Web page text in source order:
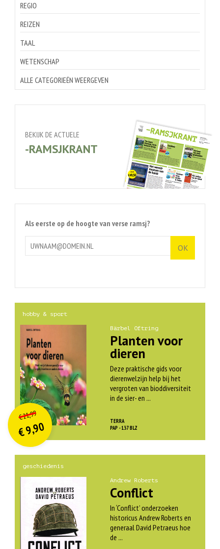
REGIO
REIZEN
TAAL
WETENSCHAP
ALLE CATEGORIEËN WEERGEVEN
BEKIJK DE ACTUELE
-RAMSJKRANT
Als eerste op de hoogte van verse ramsj?
hobby & sport
Bärbel Oftring
Planten voor
dieren
Deze praktische gids voor
dierenwelzijn help bij het
vergroten van bioddiversiteit
in de sier- en ...
TERRA
PAP - 137 BLZ
€21,99O
orspr
onkelijke
prijs
was:
€ 21,99.
€9,90
Huidige
prijs
is:
€ 9,90.
geschiedenis
Andrew Roberts
Conflict
In ‘Conflict’ onderzoeken
historicus Andrew Roberts en
generaal David Petraeus hoe
de ...